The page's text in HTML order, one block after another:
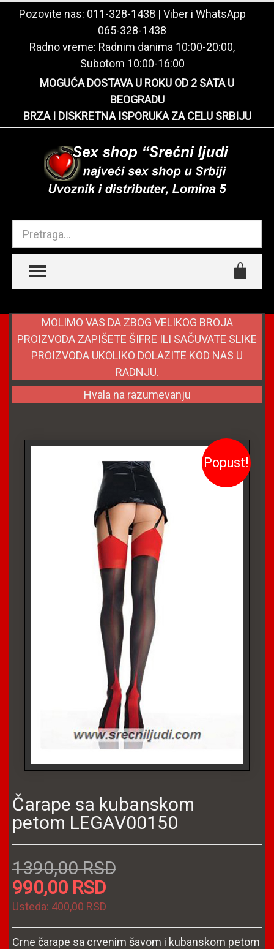
Pozovite nas: 011-328-1438 | Viber i WhatsApp
065-328-1438
Radno vreme: Radnim danima 10:00-20:00,
Subotom 10:00-16:00
MOGUĆA DOSTAVA U ROKU OD 2 SATA U
BEOGRADU
BRZA I DISKRETNA ISPORUKA ZA CELU SRBIJU
TOGGLE MENU
MOLIMO VAS DA ZBOG VELIKOG BROJA
PROIZVODA ZAPIŠETE ŠIFRE ILI SAČUVATE SLIKE
PROIZVODA UKOLIKO DOLAZITE KOD NAS U
RADNJU.
Hvala na razumevanju
Popust!
Čarape sa kubanskom
petom LEGAV00150
1390,00 RSD
990,00 RSD
Usteda: 400,00 RSD
Crne čarape sa crvenim šavom i kubanskom petom